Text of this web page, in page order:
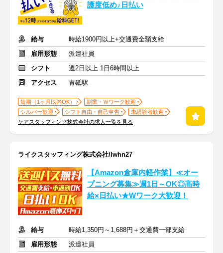
護度低め♪日払い
給与
時給1900円以上+交通費全額支給
雇用形態
派遣社員
シフト
週2日以上 1日6時間以上
アクセス
青砥駅
短期（1ヶ月以内OK）
副業・Ｗワーク歓迎
シルバー歓迎
シフト自由・自己申告
未経験者歓迎
ケアスタッフィング株式会社の求人一覧を見る
ライクスタッフィング株式会社/lwhn27
【Amazon倉庫内軽作業】≪オー
プニング募集≫週1日～OK◎高時
給×日払い★Wワーク大歓迎！
給与
時給1,350円～1,688円＋交通費一部支給
雇用形態
派遣社員